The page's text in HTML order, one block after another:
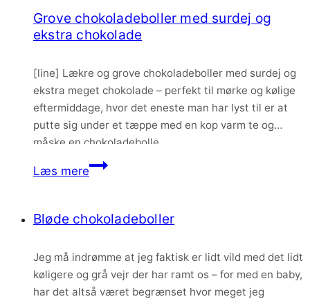
Grove chokoladeboller med surdej og
ekstra chokolade
[line] Lækre og grove chokoladeboller med surdej og
ekstra meget chokolade – perfekt til mørke og kølige
eftermiddage, hvor det eneste man har lyst til er at
putte sig under et tæppe med en kop varm te og
måske en chokoladebolle.
Læs mereGrove
surdej
ekstra
chokolade
Bløde chokoladeboller
Jeg må indrømme at jeg faktisk er lidt vild med det lidt
køligere og grå vejr der har ramt os – for med en baby,
har det altså været begrænset hvor meget jeg